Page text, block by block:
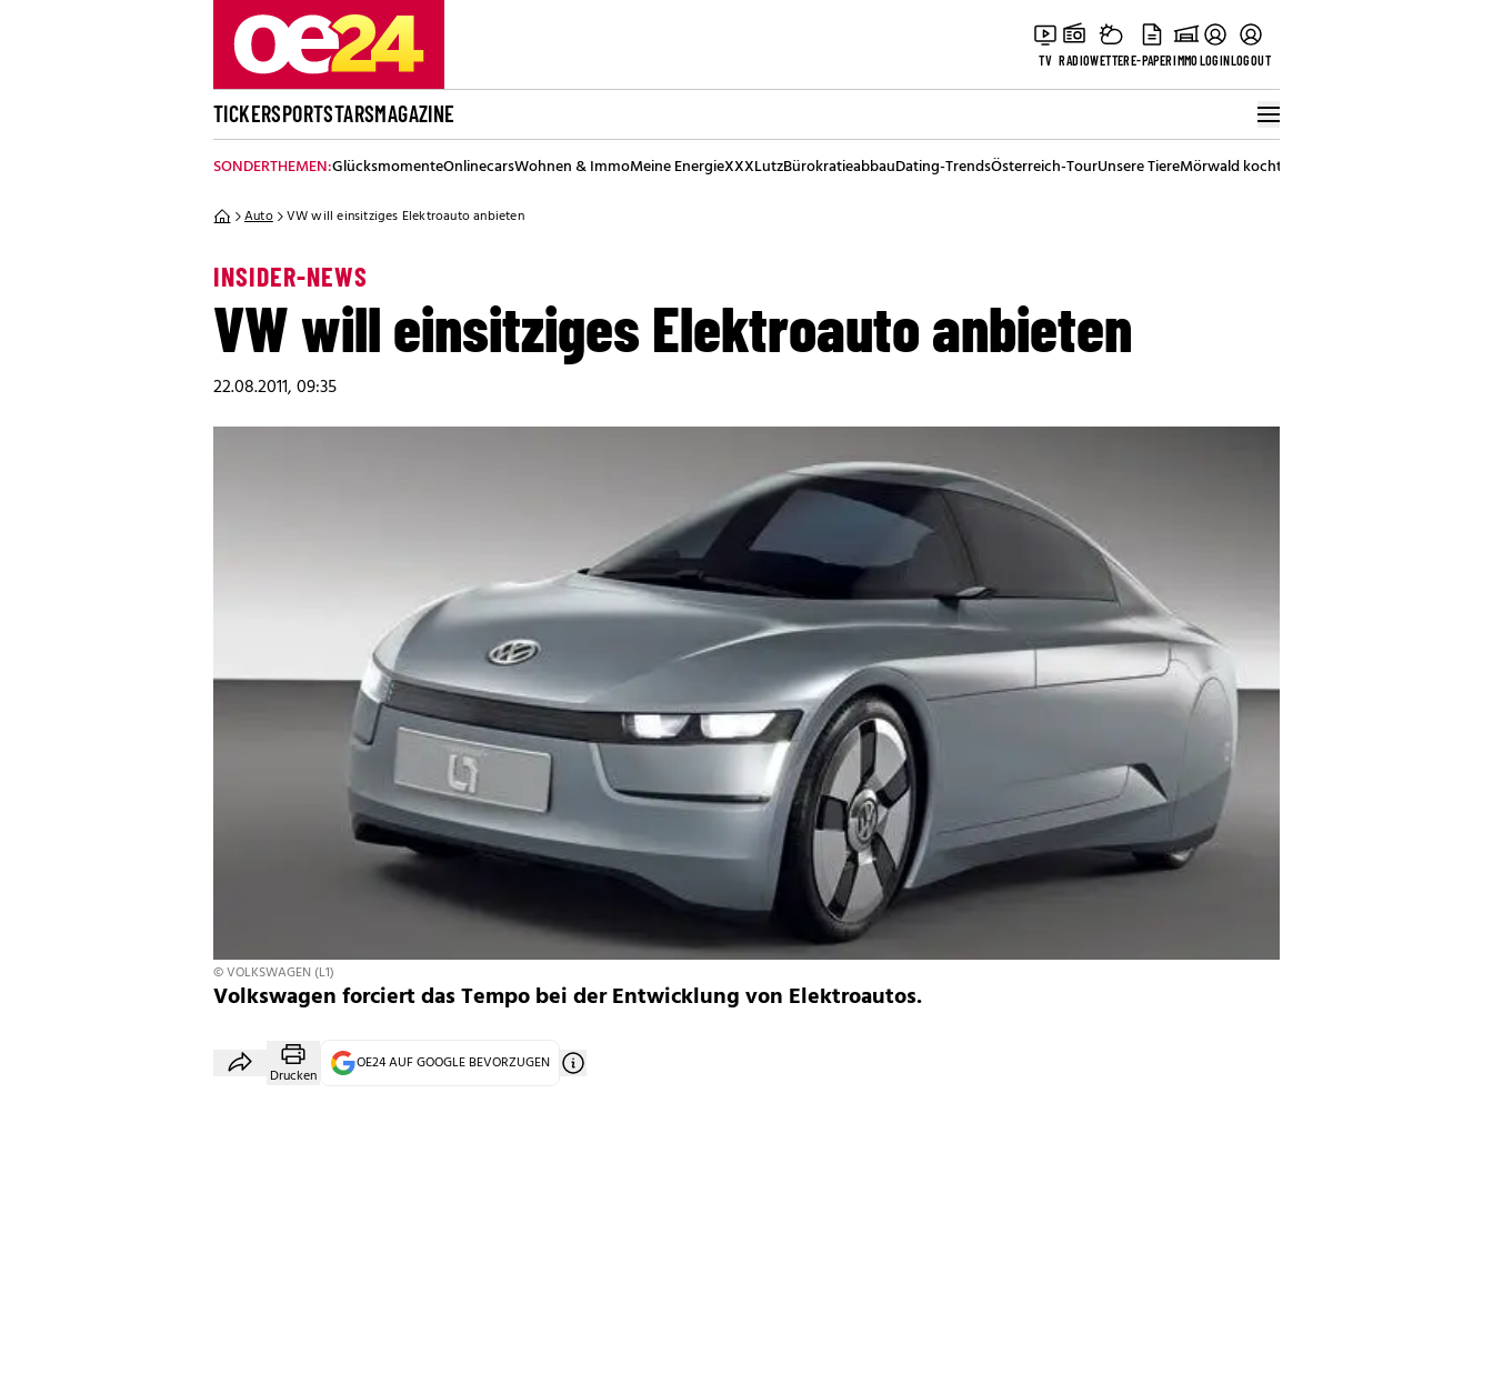
TV RADIOWETTERE-PAPERIMMOLOGINLOGOUT
TICKERSPORTSTARSMAGAZINE
SONDERTHEMEN:GlücksmomenteOnlinecarsWohnen & ImmoMeine EnergieXXXLutzBürokratieabbauDating-TrendsÖsterreich-TourUnsere TiereMörwald kocht
Auto VW will einsitziges Elektroauto anbieten
INSIDER-NEWS
VW will einsitziges Elektroauto anbieten
22.08.2011, 09:35
© VOLKSWAGEN (L1)
Volkswagen forciert das Tempo bei der Entwicklung von Elektroautos.
Drucken
OE24 AUF GOOGLE BEVORZUGEN